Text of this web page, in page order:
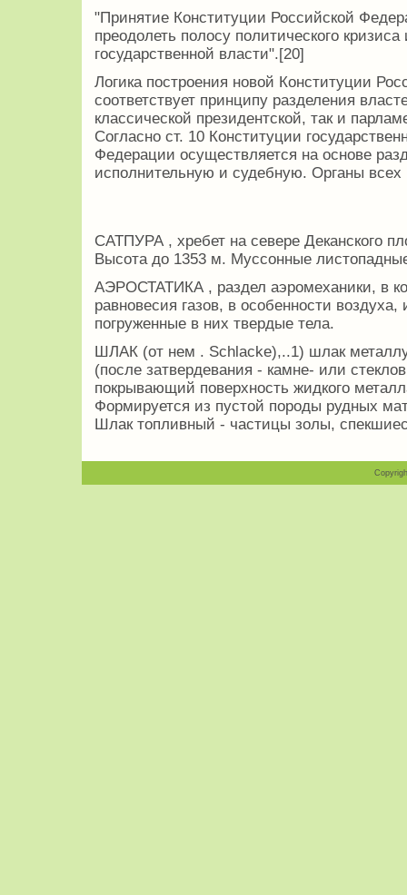
"Принятие Конституции Российской
преодолеть полосу политического
государственной власти".[20]
Логика построения новой Конституции
соответствует принципу разделения
классической президентской, так и
Согласно ст. 10 Конституции
Федерации осуществляется на основе
исполнительную и судебную. Органы всех
САТПУРА , хребет на севере Деканского
Высота до 1353 м. Муссонные
АЭРОСТАТИКА , раздел аэромеханики, в
равновесия газов, в особенности
погруженные в них твердые тела.
ШЛАК (от нем . Schlacke),..1) шлак
(после затвердевания - камне- или
покрывающий поверхность жидкого
Формируется из пустой породы рудных
Шлак топливный - частицы золы,